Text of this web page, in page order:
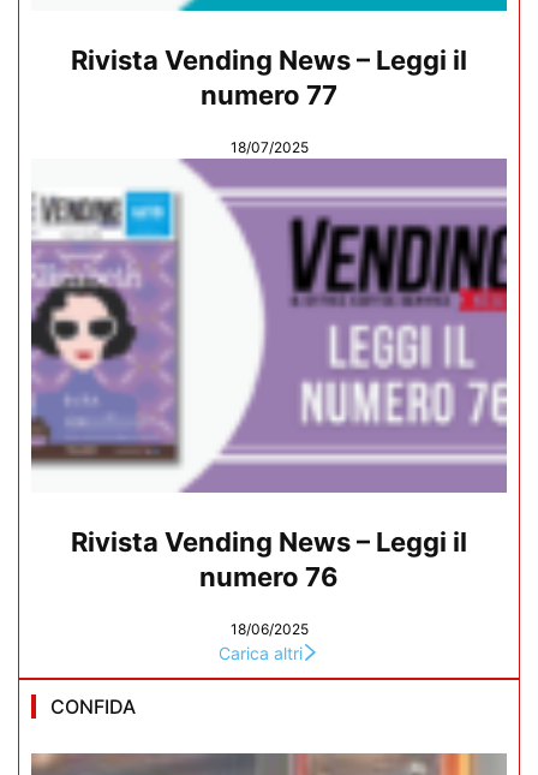
Rivista Vending News – Leggi il
numero 77
18/07/2025
Rivista Vending News – Leggi il
numero 76
18/06/2025
Carica altri
CONFIDA